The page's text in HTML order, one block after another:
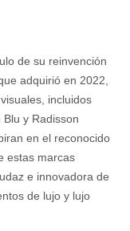
de su reinvención
adquirió en 2022,
incluidos
y Radisson
en el reconocido
estas marcas
e innovadora de
de lujo y lujo